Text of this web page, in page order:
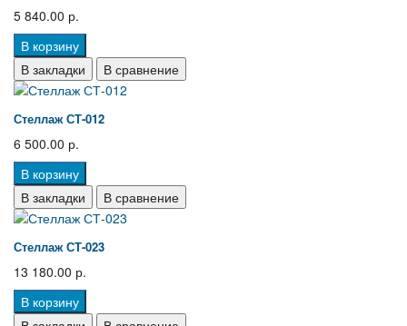
5 840.00 р.
В корзину
В закладки
В сравнение
Стеллаж СТ-012
6 500.00 р.
В корзину
В закладки
В сравнение
Стеллаж СТ-023
13 180.00 р.
В корзину